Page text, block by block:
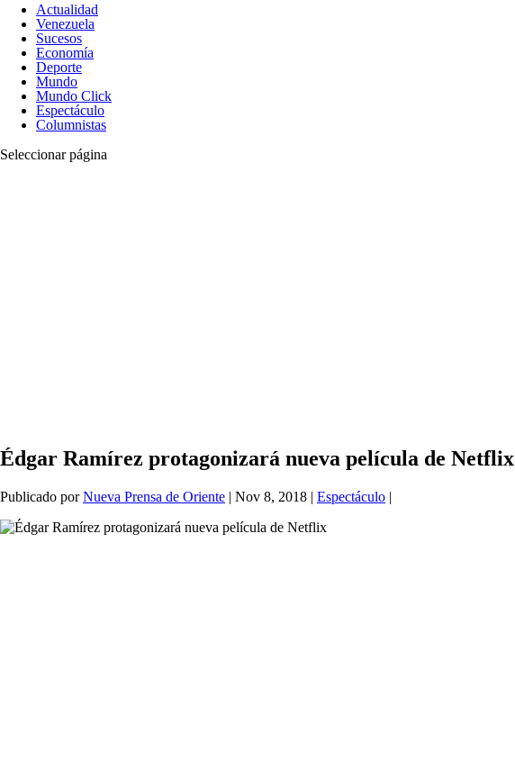
Actualidad
Venezuela
Sucesos
Economía
Deporte
Mundo
Mundo Click
Espectáculo
Columnistas
Seleccionar página
Édgar Ramírez protagonizará nueva película de Netflix
Publicado porNueva Prensa de Oriente | Nov 8, 2018 | Espectáculo |